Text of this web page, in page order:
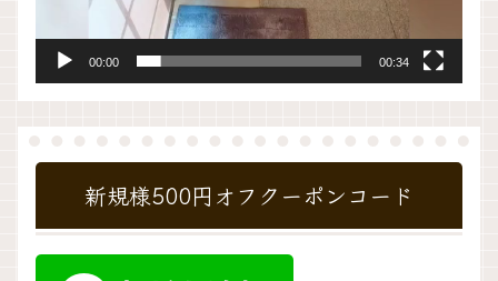
00:00 00:34
新規様500円オフクーポンコード